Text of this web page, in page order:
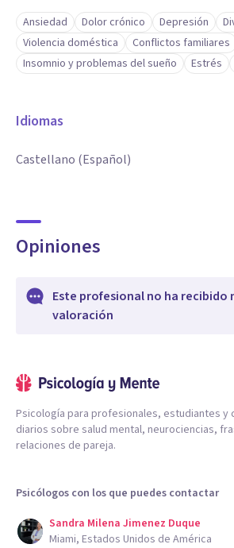
Ansiedad Dolor crónico Depresión
Violencia doméstica
Conflictos familiares
Insomnio y problemas del sueño
Estrés
Idiomas
Castellano (Español)
Opiniones
Este profesional no ha recibido
valoración
Psicología para profesionales, estudiantes y
diarios sobre salud mental, neurociencias,
relaciones de pareja.
Psicólogos con los que puedes contactar
Sandra Milena Jimenez Duque
Miami, Estados Unidos de América